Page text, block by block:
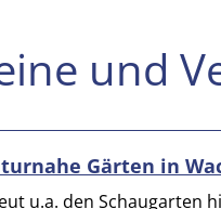
und
Gärten in
u.a. den Schaugarten